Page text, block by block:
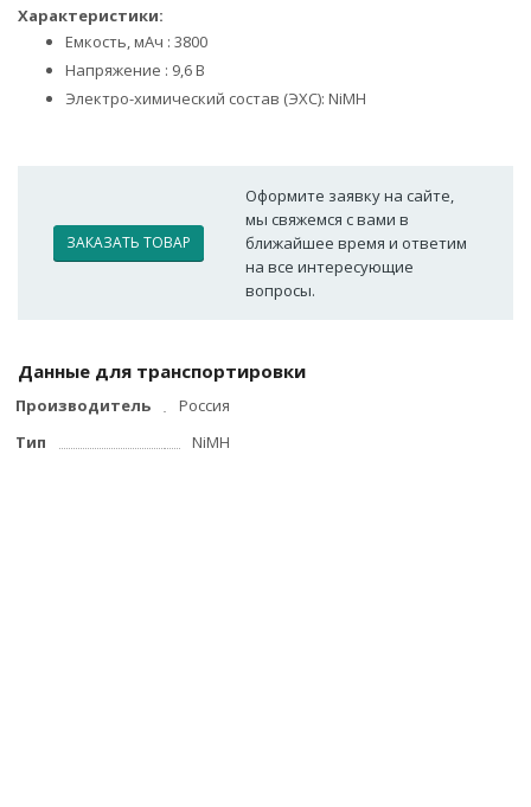
Характеристики:
Емкость, мАч : 3800
Напряжение : 9,6 В
Электро-химический состав (ЭХС): NiMH
ЗАКАЗАТЬ ТОВАР
Оформите заявку на сайте,
мы свяжемся с вами в
ближайшее время и ответим
на все интересующие
вопросы.
Данные для транспортировки
Производитель
Россия
Тип
NiMH